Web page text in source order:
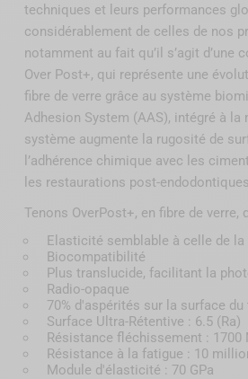
techniques et leurs performances
considérablement de celles de nos
notamment au fait qu’il s’agit d’une
Over Post+, qui représente une
fibre de verre grâce au système
Adhesion System (AAS), intégré à la
système augmente la rugosité de
l’adhérence chimique avec les
les restaurations post-endodontiques.
Tenons OverPost+, en fibre de verre,
Elasticité semblable à celle de la
Biocompatibilité
Plus translucide, facilitant la
Radio-opaque
70% d'aspérités sur la surface du
Surface Ultra-Rétentive : 6.5 (Ra)
Résistance fléchissement : 1700
Résistance à la fatigue : 10
Module d'élasticité : 70 GPa